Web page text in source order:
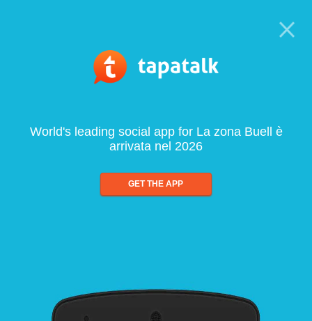
World's leading social app for La zona Buell è
arrivata nel 2026
GET THE APP